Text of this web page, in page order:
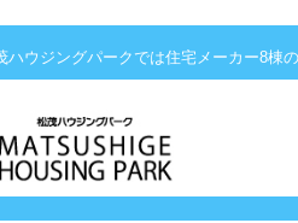
ウジングパークでは住宅メーカー8棟